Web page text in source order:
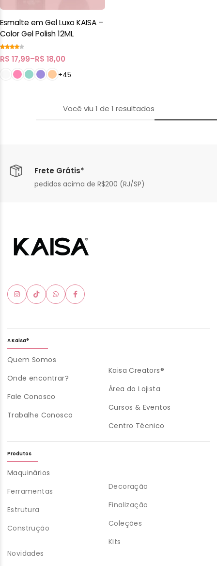
Esmalte em Gel Luxo KAISA –
Color Gel Polish 12ML
R$ 17,99–R$ 18,00
+45
Você viu 1 de 1 resultados
Frete Grátis*
pedidos acima de R$200 (RJ/SP)
A Kaisa®
Quem Somos
Onde encontrar?
Fale Conosco
Trabalhe Conosco
Kaisa Creators®
Área do Lojista
Cursos & Eventos
Centro Técnico
Produtos
Maquinários
Ferramentas
Estrutura
Construção
Decoração
Finalização
Coleções
Kits
Novidades